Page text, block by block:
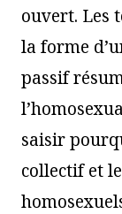
ouvert. Les
la forme
passif
saisir
collectif et